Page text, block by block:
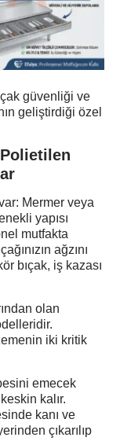
güvenliği ve
geliştirdiği özel
Mermer veya
yapısı
mutfakta
ağzını
bıçak, iş kazası
olan
iki kritik
emecek
kalır.
kanı ve
çıkarılıp